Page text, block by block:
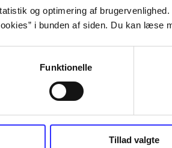
og optimering af
i bunden af siden. Du kan læse
Funktionelle
Tillad valgte